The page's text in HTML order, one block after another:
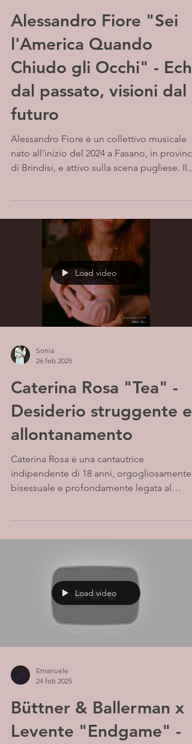
Alessandro Fiore "Sei
l'America Quando
Chiudo gli Occhi" - Echi
dal passato, visioni dal
futuro
Alessandro Fiore è un collettivo musicale
nato all'inizio del 2024 a Fasano, in
di Brindisi, e attivo sulla scena pugliese. Il...
Load video
Sonia
26 feb 2025
Caterina Rosa "Tea" -
Desiderio struggente e
allontanamento
Caterina Rosa è una cantautrice
indipendente di 18 anni, orgogliosamente
bisessuale e profondamente legata al
Load video
Emanuele
24 feb 2025
Büttner & Ballerman x
Levente "Endgame" -